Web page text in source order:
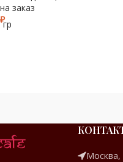
заказ
₽
Москва,